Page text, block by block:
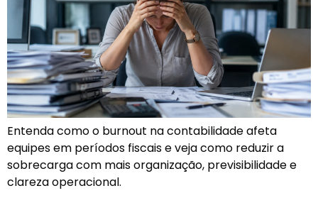
Entenda como o burnout na contabilidade afeta
equipes em períodos fiscais e veja como reduzir a
sobrecarga com mais organização, previsibilidade e
clareza operacional.